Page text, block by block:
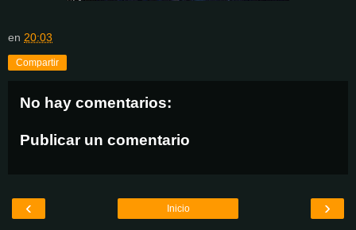
en 20:03
Compartir
No hay comentarios:
Publicar un comentario
‹ ›
Inicio